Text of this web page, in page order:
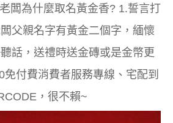
闆為什麼取名黃金香? 1.誓言打
父親名字有黃金二個字，緬懷
話，送禮時送金磚或是金幣更
付費消費者服務專線、宅配到
，很不賴~